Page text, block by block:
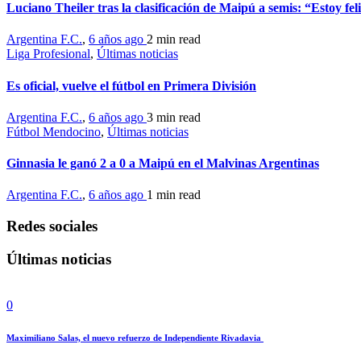
Luciano Theiler tras la clasificación de Maipú a semis: “Estoy
Argentina F.C., 6 años ago 2 min read
Liga Profesional, Últimas noticias
Es oficial, vuelve el fútbol en Primera División
Argentina F.C., 6 años ago 3 min read
Fútbol Mendocino, Últimas noticias
Ginnasia le ganó 2 a 0 a Maipú en el Malvinas Argentinas
Argentina F.C., 6 años ago 1 min read
Redes sociales
Últimas noticias
0
Maximiliano Salas, el nuevo refuerzo de Independiente Rivadavia